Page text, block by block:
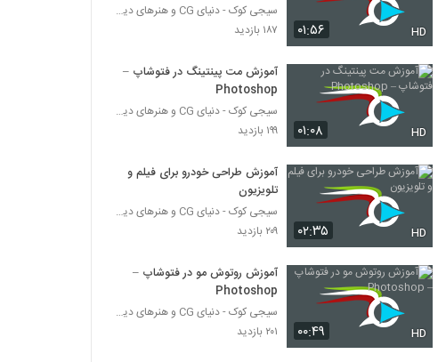
۰۱:۵۶ HD
سیجی کوک - دنیای CG و هنرهای دیجیتال
۱۸۷ بازدید
۰۱:۰۸ HD
آموزش مت پینتینگ در فتوشاپ –
Photoshop
سیجی کوک - دنیای CG و هنرهای دیجیتال
۱۹۹ بازدید
۰۲:۳۵ HD
آموزش طراحی خودرو برای فیلم و
تلویزیون
سیجی کوک - دنیای CG و هنرهای دیجیتال
۲۰۹ بازدید
۰۰:۴۹ HD
آموزش روتوش مو در فتوشاپ –
Photoshop
سیجی کوک - دنیای CG و هنرهای دیجیتال
۲۰۱ بازدید